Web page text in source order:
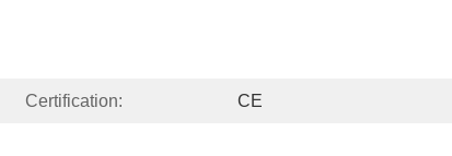
Certification: CE